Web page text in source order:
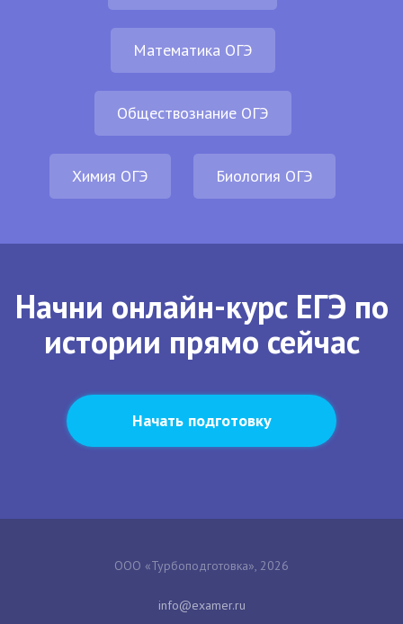
Математика ОГЭ
Обществознание ОГЭ
Химия ОГЭ Биология ОГЭ
Начни онлайн-курс ЕГЭ по
истории прямо сейчас
Начать подготовку
ООО «Турбоподготовка», 2026